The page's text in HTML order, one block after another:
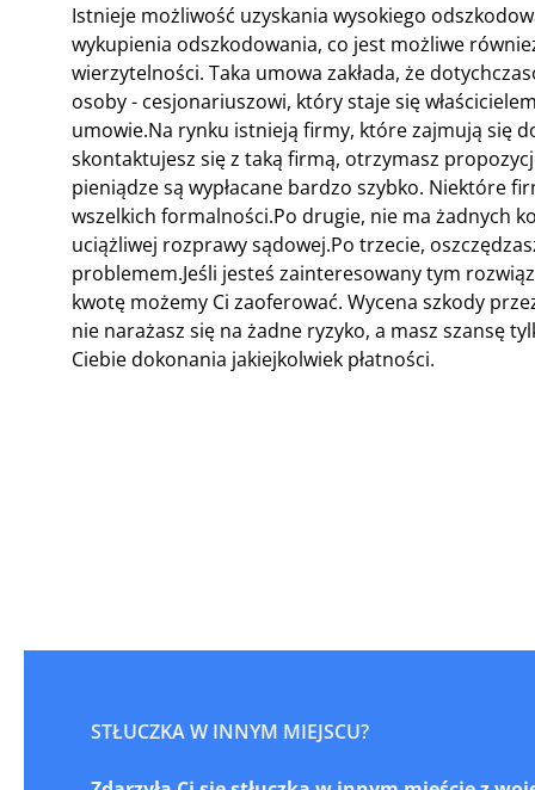
Istnieje możliwość uzyskania wysokiego
wykupienia odszkodowania, co jest możliwe
wierzytelności. Taka umowa zakłada, że
osoby - cesjonariuszowi, który staje się
umowie.Na rynku istnieją firmy, które zajmują się
skontaktujesz się z taką firmą, otrzymasz
pieniądze są wypłacane bardzo szybko. Niektóre
wszelkich formalności.Po drugie, nie ma żadnych
uciążliwej rozprawy sądowej.Po trzecie,
problemem.Jeśli jesteś zainteresowany tym
kwotę możemy Ci zaoferować. Wycena szkody
nie narażasz się na żadne ryzyko, a masz szansę
Ciebie dokonania jakiejkolwiek płatności.
STŁUCZKA W INNYM MIEJSCU?